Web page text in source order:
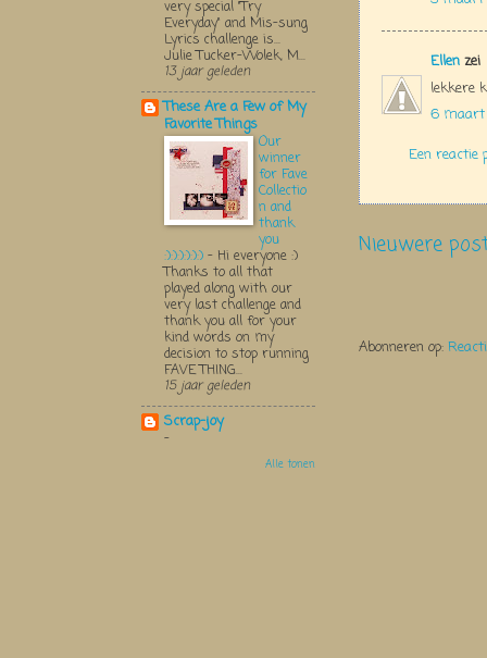
Ellen zei
lekkere
6 maart
Een reactie
Nieuwere
Abonneren op:
very special "Try
Everyday" and Mis-sung
Lyrics challenge is...
Julie Tucker-Wolek, M...
13 jaar geleden
These Are a Few of My
Favorite Things
Our
winner
for Fave
Collectio
n and
thank
you
:):):):):):) - Hi everyone :)
Thanks to all that
played along with our
very last challenge and
thank you all for your
kind words on my
decision to stop running
FAVE THING...
15 jaar geleden
Scrap-joy
-
Alle tonen